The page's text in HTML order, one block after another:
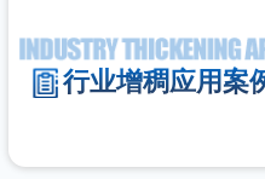
行业增稠应用案